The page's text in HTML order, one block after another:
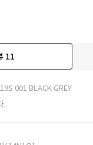
11
001 BLACK GREY
.